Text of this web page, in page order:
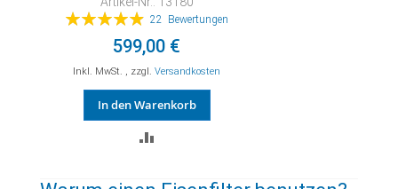
Bewertung:
22 Bewertungen
599,00 €
Inkl. MwSt. , zzgl. Versandkosten
In den Warenkorb